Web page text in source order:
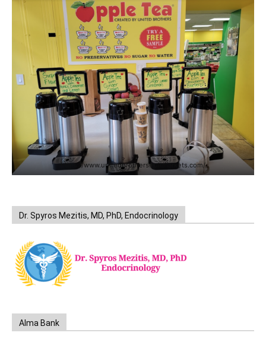
https://www.unitedbrothersfruitmarkets.com/
Dr. Spyros Mezitis, MD, PhD, Endocrinology
Alma Bank